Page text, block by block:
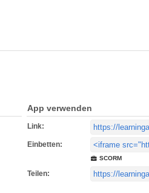
App verwenden
Link:
Einbetten:
SCORM
Teilen: